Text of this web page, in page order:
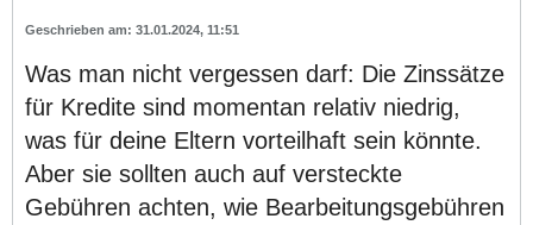
31.01.2024, 11:51
Was man nicht vergessen darf: Die Zinssätze
für Kredite sind momentan relativ niedrig,
was für deine Eltern vorteilhaft sein könnte.
Aber sie sollten auch auf versteckte
Gebühren achten, wie Bearbeitungsgebühren